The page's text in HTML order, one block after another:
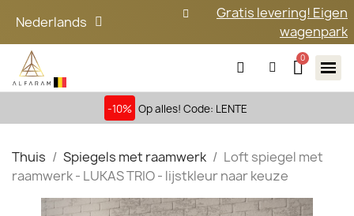
Nederlands
Gratis levering! Eigen
wagenpark
-10% Op alles! Code: LENTE
Thuis Spiegels met raamwerk
Loft spiegel met
raamwerk - LUKAS TRIO - lijstkleur naar keuze